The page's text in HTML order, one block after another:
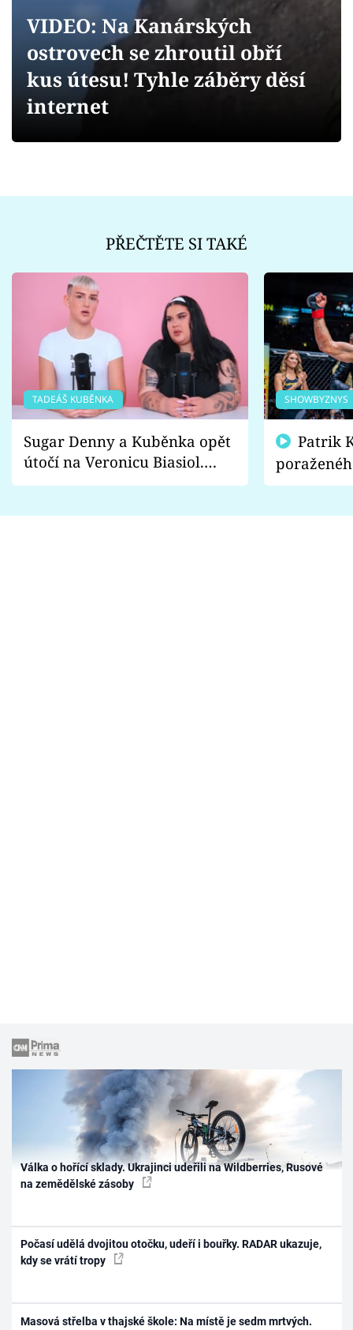
Videa
Sledujte prima+
VIDEO: Na Kanárských
ostrovech se zhroutil obří
kus útesu! Tyhle záběry děsí
internet
PŘEČTĚTE SI TAKÉ
TADEÁŠ KUBĚNKA
Sugar Denny a Kuběnka opět
útočí na Veronicu Biasiol.
Proč je podle nich falešná a
SHOWBYZNYS
fanoušci
Válka o hořící sklady. Ukrajinci udeřili na Wildberries, Rusové
na zemědělské zásoby
Počasí udělá dvojitou otočku, udeří i bouřky. RADAR ukazuje,
kdy se vrátí tropy
Masová střelba v thajské škole: Na místě je sedm mrtvých.